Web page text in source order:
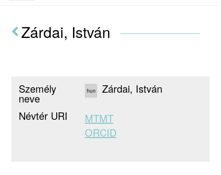
Zárdai, István
Személy
neve
hun
Zárdai, István
Névtér URI
MTMT
ORCID